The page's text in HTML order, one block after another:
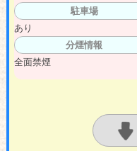
駐車場
あり
分煙情報
全面禁煙